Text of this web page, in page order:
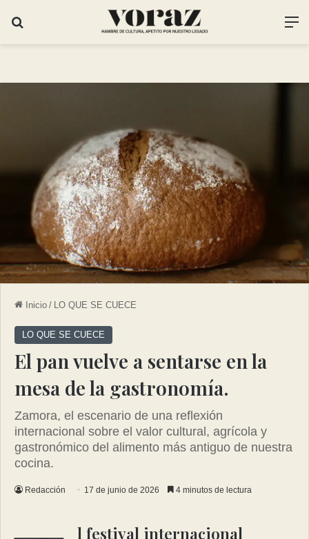
Inicio / LO QUE SE CUECE
LO QUE SE CUECE
El pan vuelve a sentarse en la
mesa de la gastronomía.
Zamora, el escenario de una reflexión
internacional sobre el valor cultural, agrícola y
gastronómico del alimento más antiguo de nuestra
cocina.
Redacción 17 de junio de 2026 4 minutos de lectura
l festival internacional